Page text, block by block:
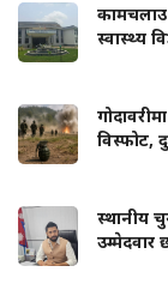
कामचलाउ
स्वास्थ्य
विस्फोट,
स्थानीय
उम्मेदवार